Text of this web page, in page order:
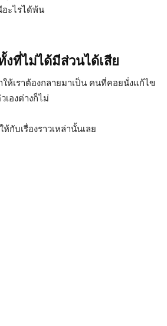
อะไรได้พ้น
ที่ไม่ได้มีส่วนได้เสีย
ห้เราต้องกลายมาเป็น คนที่คอยนั่งแก้ไข
องต่างก็ไม่
กับเรื่องราวเหล่านั้นเลย